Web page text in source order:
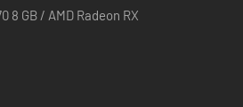
ScrapVision. Per i lavori
ribaltabili e pianali a
8 GB / AMD Radeon RX